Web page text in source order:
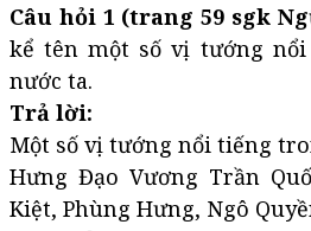
Câu hỏi 1 (trang 59 sgk
kể tên một số vị tướng
nước ta.
Trả lời:
Một số vị tướng nổi tiếng
Hưng Đạo Vương Trần
Kiệt, Phùng Hưng, Ngô